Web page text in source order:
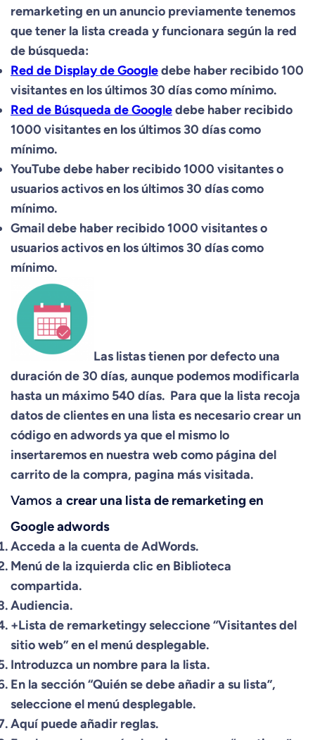
remarketing en un anuncio previamente tenemos
que tener la lista creada y funcionara según la red
de búsqueda:
Red de Display de Googledebe haber recibido 100
visitantes en los últimos 30 días como mínimo.
Red de Búsqueda de Googledebe haber recibido
1000 visitantes en los últimos 30 días como
mínimo.
YouTube debe haber recibido 1000 visitantes o
usuarios activos en los últimos 30 días como
mínimo.
Gmail debe haber recibido 1000 visitantes o
usuarios activos en los últimos 30 días como
mínimo.
Las listas tienen por defecto una
duración de 30 días, aunque podemos modificarla
hasta un máximo 540 días. Para que la lista recoja
datos de clientes en una lista es necesario crear un
código en adwords ya que el mismo lo
insertaremos en nuestra web como página del
carrito de la compra, pagina más visitada.
Vamos a crear una lista de remarketing en
Google adwords
Acceda a la cuenta de AdWords.
Menú de la izquierda clic en Biblioteca
compartida.
Audiencia.
+Lista de remarketingy seleccione “Visitantes del
sitio web” en el menú desplegable.
Introduzca un nombre para la lista.
En la sección “Quién se debe añadir a su lista”,
seleccione el menú desplegable.
Aquí puede añadir reglas.